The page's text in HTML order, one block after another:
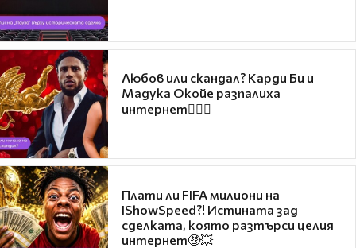
Любов или скандал? Карди Би и
Мадука Окойе разпалиха
интернет❤️‍🔥🔥
Плати ли FIFA милиони на
IShowSpeed?! Истината зад
сделката, която разтърси целия
интернет🤑💥